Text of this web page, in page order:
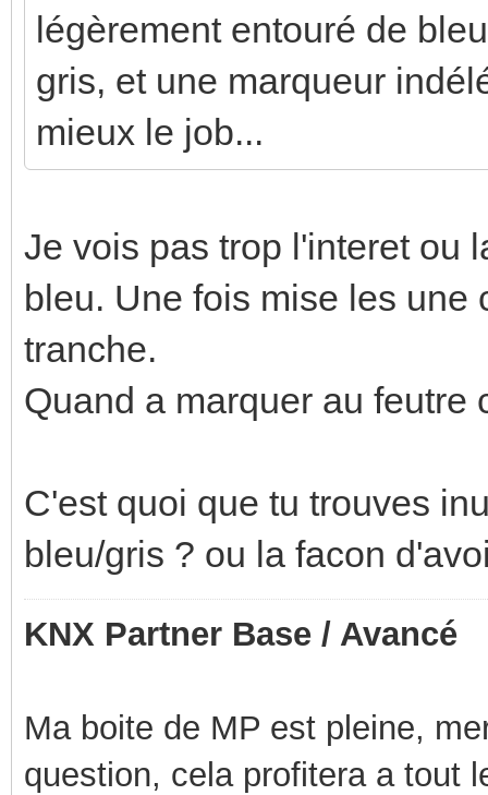
légèrement entouré de
gris, et une marqueur
mieux le job...
Je vois pas trop l'interet ou
bleu. Une fois mise les une
tranche.
Quand a marquer au feutre
C'est quoi que tu trouves
bleu/gris ? ou la facon
KNX Partner Base / Avancé
Ma boite de MP est pleine,
question, cela profitera a tout